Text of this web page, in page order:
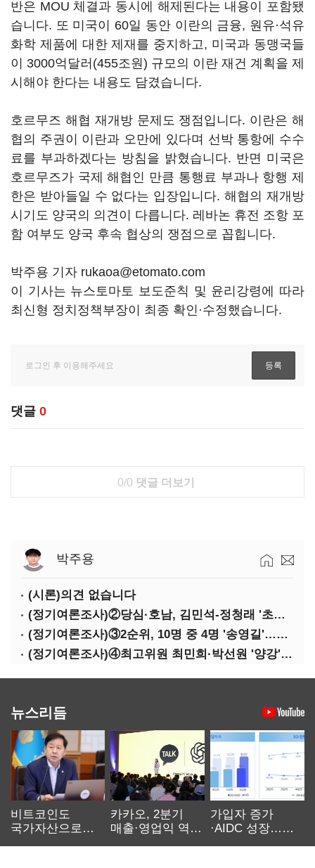
반은 MOU 체결과 동시에 해제된다는 내용이 포함됐
습니다. 또 미국이 60일 동안 이란의 금융, 원유·석유
화학 제품에 대한 제재를 중지하고, 미국과 동맹국들
이 3000억달러(455조원) 규모의 이란 재건 계획을 제
시해야 한다는 내용도 담겼습니다.
호르무즈 해협 재개방 문제도 쟁점입니다. 이란은 해
협의 주권이 이란과 오만에 있다며 선박 통항에 수수
료를 부과하겠다는 방침을 밝혔습니다. 반면 미국은
호르무즈가 국제 해협인 만큼 통행료 부과나 항행 제
한은 받아들일 수 없다는 입장입니다. 해협의 재개방
시기도 양국의 의견이 다릅니다. 레바논 휴전 조항 포
함 여부도 양국 후속 협상의 쟁점으로 꼽힙니다.
박주용 기자 rukaoa@etomato.com
이 기사는 뉴스토마토 보도준칙 및 윤리강령에 따라
최신형 정치정책부장이 최종 확인·수정했습니다.
댓글 0
0/0 댓글 더보기
박주용
(시론)의견 없습니다
(정기여론조사)②당심·호남, 김민석-정청래 '초접전'
(정기여론조사)③2순위, 10명 중 4명 '송영길'…정청래 '한 자릿수'
(정기여론조사)④최고위원 최민희·박선원 '양강'…서미화·이성윤·임미애 뒤이어
뉴스리듬
비트코인도
국가자산으로…'
카카오, 2분기
매출·영업익 역대
가입자 증가
·AIDC 성장…